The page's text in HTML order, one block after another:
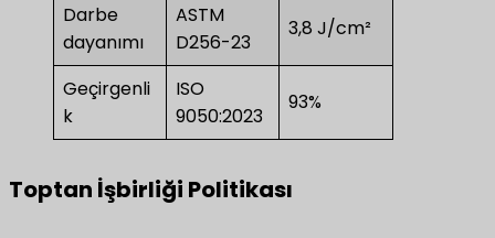
Darbe
dayanımı
ASTM
D256-23
3,8 J/cm²
Geçirgenli
k
ISO
9050:2023
93%
Toptan İşbirliği Politikası